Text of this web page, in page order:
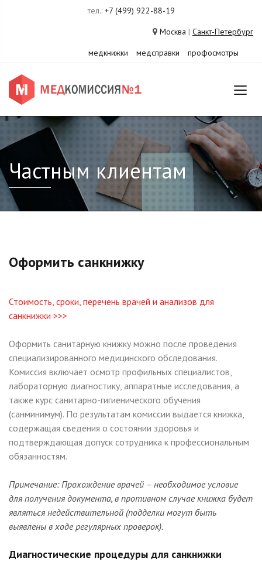
тел.: +7 (499) 922-88-19
Москва | Санкт-Петербург
медкнижки
медсправки профосмотры
Частным клиентам
Оформить санкнижку
Стоимость, сроки, перечень врачей и анализов для
санкнижки >>>
Оформить санитарную книжку можно после проведения
специализированного медицинского обследования.
Комиссия включает осмотр профильных специалистов,
лабораторную диагностику, аппаратные исследования, а
также курс санитарно-гигиенического обучения
(санминимум). По результатам комиссии выдается книжка,
содержащая сведения о состоянии здоровья и
подтверждающая допуск сотрудника к профессиональным
обязанностям.
Примечание: Прохождение врачей – необходимое условие
для получения документа, в противном случае книжка будет
являться недействительной (подделки могут быть
выявлены в ходе регулярных проверок).
Диагностические процедуры для санкнижки